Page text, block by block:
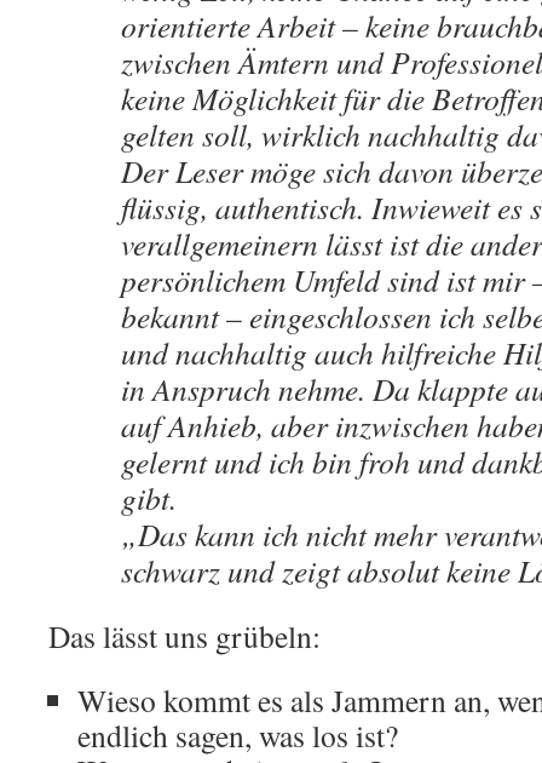
orientierte Arbeit – keine
zwischen Ämtern und
keine Möglichkeit für die
gelten soll, wirklich nachhaltig
Der Leser möge sich davon
flüssig, authentisch. Inwieweit es
verallgemeinern lässt ist die
persönlichem Umfeld sind ist mir
bekannt – eingeschlossen ich
und nachhaltig auch hilfreiche
in Anspruch nehme. Da klappte
auf Anhieb, aber inzwischen
gelernt und ich bin froh und
gibt.
„Das kann ich nicht mehr
schwarz und zeigt absolut keine
Das lässt uns grübeln:
Wieso kommt es als Jammern an,
endlich sagen, was los ist?